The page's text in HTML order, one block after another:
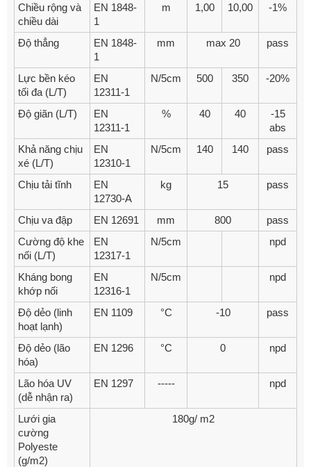
Chiều rộng và
chiều dài
EN 1848-
1
m 1,00 10,00 -1%
Độ thẳng
EN 1848-
1
mm max 20 pass
Lực bền kéo
tối đa (L/T)
EN
12311-1
N/5cm 500 350 -20%
Độ giãn (L/T)
EN
12311-1
% 40 40
-15
abs
Khả năng chịu
xé (L/T)
EN
12310-1
N/5cm 140 140 pass
Chịu tải tĩnh
EN
12730-A
kg 15 pass
Chịu va đập EN 12691 mm 800
pass
Cường độ khe
nối (L/T)
EN
12317-1
N/5cm npd
Kháng bong
khớp nối
EN
12316-1
N/5cm npd
Độ dẻo (linh
hoạt lạnh)
EN 1109 °C -10 pass
Độ dẻo (lão
hóa)
EN 1296 °C 0 npd
Lão hóa UV
(dễ nhận ra)
EN 1297 ----- npd
Lưới gia
cường
Polyeste
(g/m2)
180g/ m2